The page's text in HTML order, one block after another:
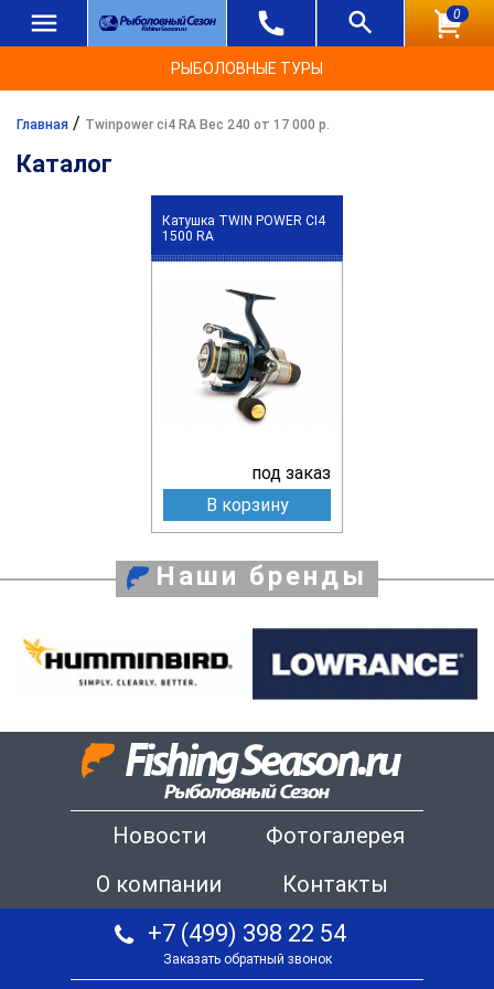
0
РЫБОЛОВНЫЕ ТУРЫ
Главная / Twinpower ci4 RA Вес 240 от 17 000 р.
Каталог
Катушка TWIN POWER CI4
1500 RA
под заказ
В корзину
Наши бренды
Новости
Фотогалерея
О компании
Контакты
+7 (499) 398 22 54
Заказать обратный звонок